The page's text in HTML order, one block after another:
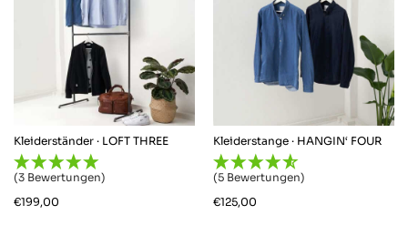
Kleiderständer · LOFT THREE
(3 Bewertungen)
€199,00
Kleiderstange · HANGIN‘ FOUR
(5 Bewertungen)
€125,00